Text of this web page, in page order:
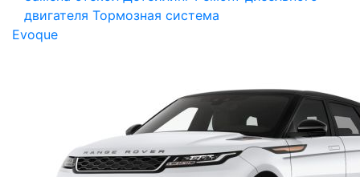
двигателя Тормозная система
Evoque